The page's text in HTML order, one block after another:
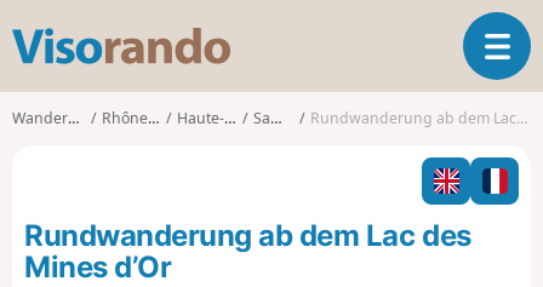
s
o
T
o
l
n
Wanderungen Rhône-Alpes Haute-Savoie Samoëns Rundwanderung ab dem Lac des Mines d’Or
Rundwanderung ab dem Lac des
Mines d’Or